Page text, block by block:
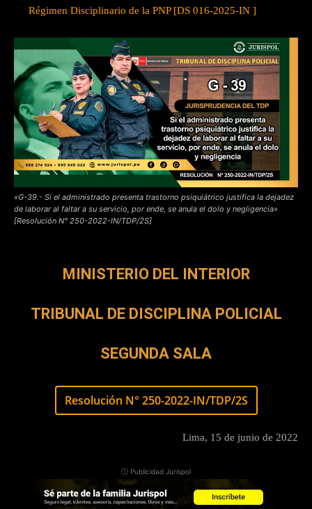
Régimen Disciplinario de la PNP [DS 016-2025-IN ]
«G-39.- Si el administrado presenta trastorno psiquiátrico justifica la dejadez
de laborar al faltar a su servicio, por ende, se anula el dolo y negligencia»
[Resolución N° 250-2022-IN/TDP/2S]
MINISTERIO DEL INTERIOR
TRIBUNAL DE DISCIPLINA POLICIAL
SEGUNDA SALA
Resolución N° 250-2022-IN/TDP/2S
Lima, 15 de junio de 2022
ⓘ Publicidad Jurispol